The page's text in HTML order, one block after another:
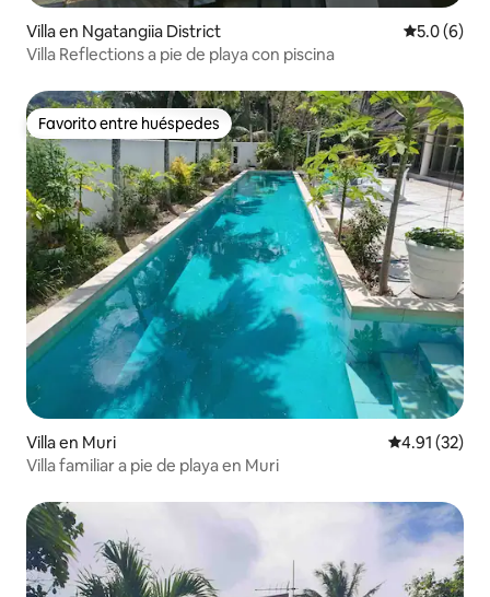
Villa en Ngatangiia District
5.0 (6)
Villa Reflections a pie de playa con piscina
Favorito entre huéspedes
Favorito entre huéspedes
Villa en Muri Calificación
4.91 (32)
Villa familiar a pie de playa en Muri